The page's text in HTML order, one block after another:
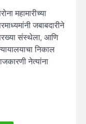
महामारीच्या
जबाबदारीने
संस्थेला, आणि
निकाल
नेत्यांना